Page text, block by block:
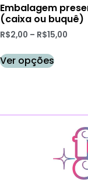
Embalagem
(caixa ou buquê)
R$2,00 – R$15,00
Ver opções